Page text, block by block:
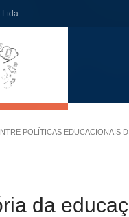
Ltda
POLÍTICAS
da